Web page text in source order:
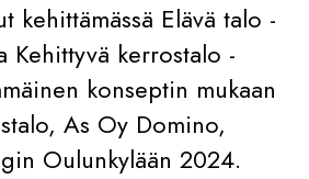
kehittämässä Elävä talo -
Kehittyvä kerrostalo -
konseptin mukaan
As Oy Domino,
Oulunkylään 2024.